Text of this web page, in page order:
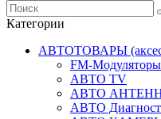
Категории
АВТОТОВАРЫ
FM-Модуляторы
АВТО TV
АВТО
АВТО